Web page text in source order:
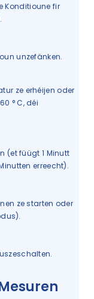
Konditioune fir
unzefänken.
ze erhéijen oder
° C, déi
(et füügt 1 Minutt
erreecht).
ze starten oder